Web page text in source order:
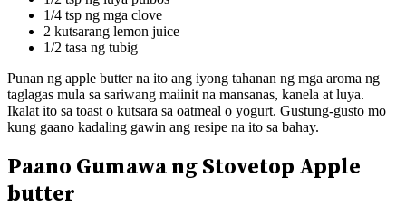
1/4 tsp ng mga clove
2 kutsarang lemon juice
1/2 tasa ng tubig
Punan ng apple butter na ito ang iyong tahanan ng mga aroma ng
taglagas mula sa sariwang maiinit na mansanas, kanela at luya.
Ikalat ito sa toast o kutsara sa oatmeal o yogurt. Gustung-gusto mo
kung gaano kadaling gawin ang resipe na ito sa bahay.
Paano Gumawa ng Stovetop Apple
butter